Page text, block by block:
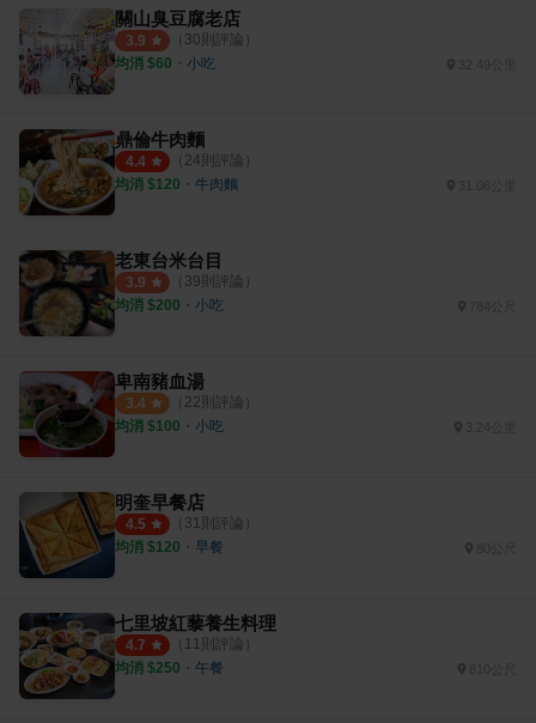
關山臭豆腐老店
3.9 （ 30則評論）
均消 $60 ・ 小吃 32.49公里
鼎倫牛肉麵
4.4 （ 24則評論）
均消 $120 ・ 牛肉麵
老東台米台目
3.9 （ 39則評論）
均消 $200 ・ 小吃 784公尺
卑南豬血湯
3.4 （ 22則評論）
均消 $100 ・ 小吃 3.24公里
明奎早餐店
4.5 （ 31則評論）
均消 $120 ・ 早餐
七里坡紅藜養生料理
4.7 （ 11則評論）
均消 $250 ・ 午餐